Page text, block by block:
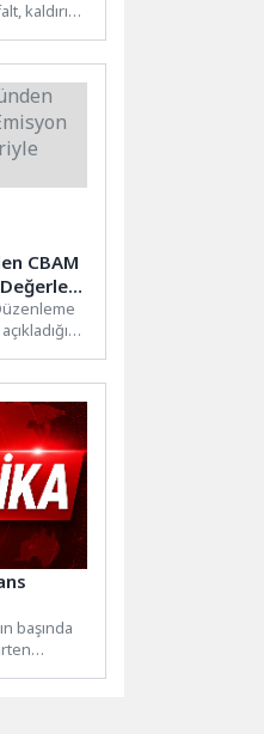
kaldırım
CBAM
Değerleri
başında